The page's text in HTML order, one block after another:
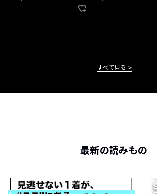
すべて見る
最新の読みもの